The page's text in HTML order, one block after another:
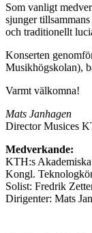
Som vanligt
sjunger
och traditionellt
Konserten
Musikhögskolan),
Varmt välkomna!
Mats Janhagen
Director Musices
Medverkande:
KTH:s
Kongl.
Solist: Fredrik
Dirigenter: Mats